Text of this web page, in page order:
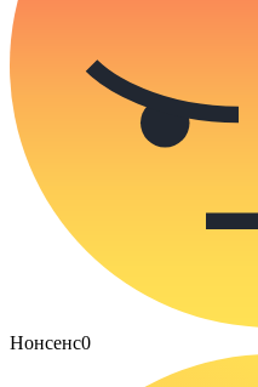
Нонсенс0